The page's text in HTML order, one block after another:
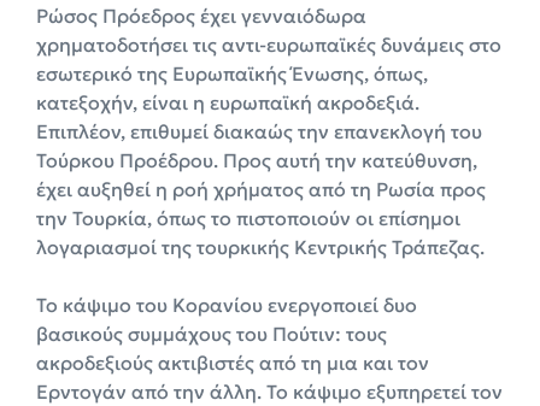
Ρώσος Πρόεδρος έχει γενναιόδωρα
χρηματοδοτήσει τις αντι-ευρωπαϊκές δυνάμεις στο
εσωτερικό της Ευρωπαϊκής Ένωσης, όπως,
κατεξοχήν, είναι η ευρωπαϊκή ακροδεξιά.
Επιπλέον, επιθυμεί διακαώς την επανεκλογή του
Τούρκου Προέδρου. Προς αυτή την κατεύθυνση,
έχει αυξηθεί η ροή χρήματος από τη Ρωσία προς
την Τουρκία, όπως το πιστοποιούν οι επίσημοι
λογαριασμοί της τουρκικής Κεντρικής Τράπεζας.
Το κάψιμο του Κορανίου ενεργοποιεί δυο
βασικούς συμμάχους του Πούτιν: τους
ακροδεξιούς ακτιβιστές από τη μια και τον
Ερντογάν από την άλλη. Το κάψιμο εξυπηρετεί τον